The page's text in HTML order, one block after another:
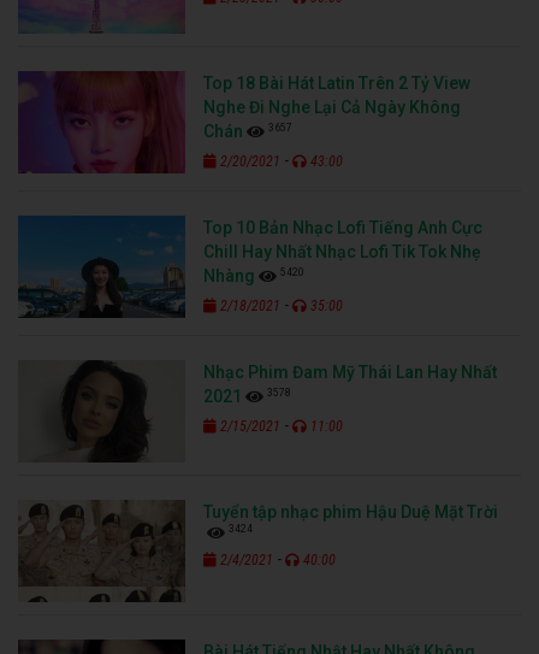
Top 18 Bài Hát Latin Trên 2 Tỷ View
Nghe Đi Nghe Lại Cả Ngày Không
Chán
3657
2/20/2021 - 43:00
Top 10 Bản Nhạc Lofi Tiếng Anh Cực
Chill Hay Nhất Nhạc Lofi Tik Tok Nhẹ
Nhàng
5420
2/18/2021 - 35:00
Nhạc Phim Đam Mỹ Thái Lan Hay Nhất
2021
3578
2/15/2021 - 11:00
Tuyển tập nhạc phim Hậu Duệ Mặt Trời
3424
2/4/2021 - 40:00